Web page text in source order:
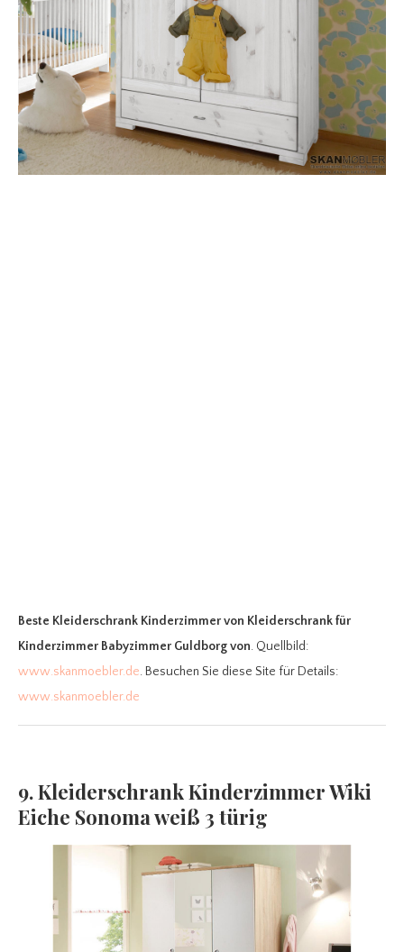
Beste Kleiderschrank Kinderzimmervon Kleiderschrank für
Kinderzimmer Babyzimmer Guldborg von. Quellbild:
www.skanmoebler.de. Besuchen Sie diese Site für Details:
www.skanmoebler.de
9. Kleiderschrank Kinderzimmer Wiki
Eiche Sonoma weiß 3 türig